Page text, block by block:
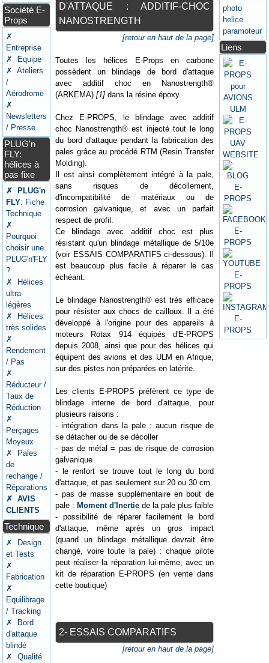
Société E-
Props
✗
Entreprise
✗ Equipe
✗ Ateliers
/
Aérodrome
✗
Newsletters
/ Presse
PLUG'n
FLY:
hélices à
pas fixe
✗ PLUG'n
FLY: Fiche
Technique
✗
Pourquoi
choisir une
PLUG'n'FLY
?
✗ Hélices
ultra-
légères
✗ Hélices
très solides
✗
Rendement
/ Pas
✗
Réducteur /
Taux de
Réduction
✗
Perçages
Moyeux
✗ Pales
de
rechange /
Réparations
✗ AVIS
CLIENTS
Technique
✗ Design
et Tests
✗
Fabrication
✗
Equilibrage
/ Tracking
✗ Bord
d'attaque
blindé
✗ Qualité
D'ATTAQUE : ADDITIF-CHOC
NANOSTRENGTH
[retour en haut de la page]
Toutes les hélices E-Props en carbone
possèdent un blindage de bord d'attaque
avec additif choc en Nanostrength®
(ARKEMA)[1] dans la résine époxy.
Chez E-PROPS, le blindage avec additif
choc Nanostrength® est injecté tout le long
du bord d'attaque pendant la fabrication des
pales grâce au procédé RTM (Resin Transfer
Molding).
Il est ainsi complètement intégré à la pale,
sans risques de décollement,
d'incompatibilité de matériaux ou de
corrosion galvanique, et avec un parfait
respect de profil.
Ce blindage avec additif choc est plus
résistant qu'un blindage métallique de 5/10e
(voir ESSAIS COMPARATIFS ci-dessous). Il
est beaucoup plus facile à réparer le cas
échéant.
Le blindage Nanostrength® est très efficace
pour résister aux chocs de cailloux. Il a été
développé à l'origine pour des appareils à
moteurs Rotax 914 équipés d'E-PROPS
depuis 2008, ainsi que pour des hélices qui
équipent des avions et des ULM en Afrique,
sur des pistes non préparées en latérite.
Les clients E-PROPS préfèrent ce type de
blindage interne de bord d'attaque, pour
plusieurs raisons :
- intégration dans la pale : aucun risque de
se détacher ou de se décoller
- pas de métal = pas de risque de corrosion
galvanique
- le renfort se trouve tout le long du bord
d'attaque, et pas seulement sur 20 ou 30 cm
- pas de masse supplémentaire en bout de
pale : Moment d'Inertie de la pale plus faible
- possibilité de réparer facilement le bord
d'attaque, même après un gros impact
(quand un blindage métallique devrait être
changé, voire toute la pale) : chaque pilote
peut réaliser la réparation lui-même, avec un
kit de réparation E-PROPS (en vente dans
cette boutique)
2- ESSAIS COMPARATIFS
[retour en haut de la page]
Liens